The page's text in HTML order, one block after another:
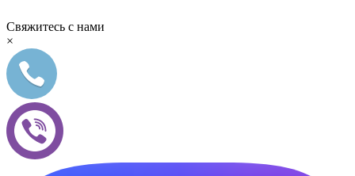
Свяжитесь с нами
×